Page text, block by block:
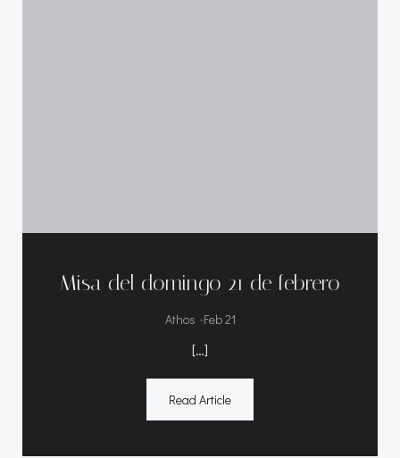
Misa del domingo 21 de febrero
Athos -Feb 21
[…]
Read Article